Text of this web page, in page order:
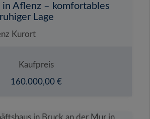
in Aflenz – komfortables
Lage
Kurort
Kaufpreis
160.000,00 €